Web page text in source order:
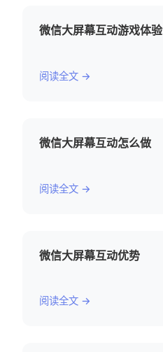
微信大屏幕互动游戏体验
阅读全文 →
微信大屏幕互动怎么做
阅读全文 →
微信大屏幕互动优势
阅读全文 →